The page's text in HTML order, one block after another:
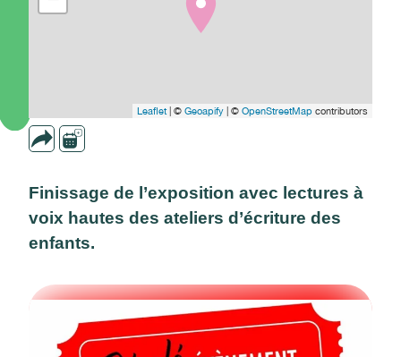
Leaflet| © Geoapify | © OpenStreetMap contributors
Finissage de l’exposition avec lectures à
voix hautes des ateliers d’écriture des
enfants.